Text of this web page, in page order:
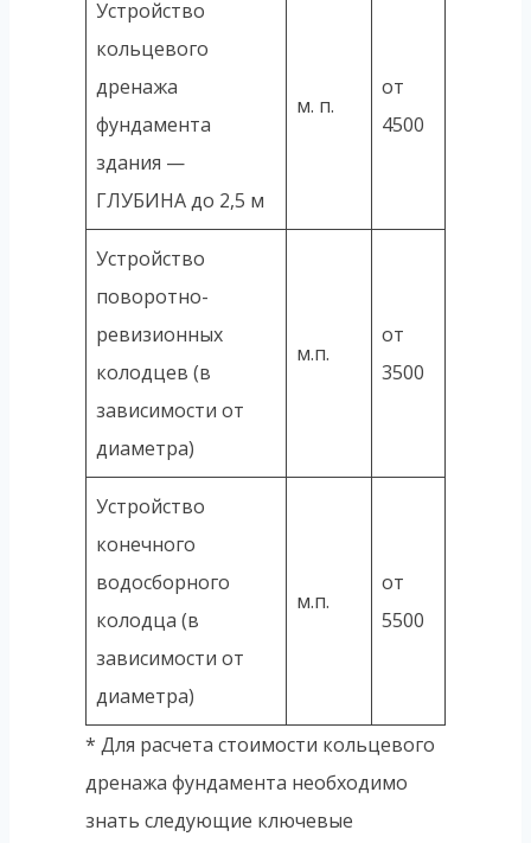
Устройство
кольцевого
дренажа
фундамента
здания —
ГЛУБИНА до 2,5 м
м. п.
от
4500
Устройство
поворотно-
ревизионных
колодцев (в
зависимости от
диаметра)
м.п.
от
3500
Устройство
конечного
водосборного
колодца (в
зависимости от
диаметра)
м.п.
от
5500
* Для расчета стоимости кольцевого
дренажа фундамента необходимо
знать следующие ключевые